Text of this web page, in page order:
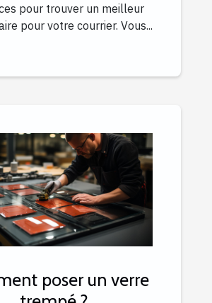
pour trouver un meilleur
pour votre courrier. Vous...
poser un verre